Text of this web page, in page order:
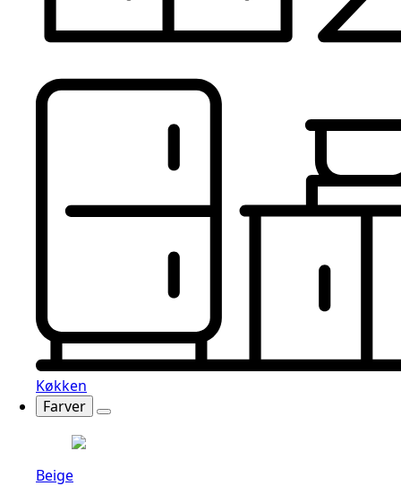
Køkken
Farver
Beige